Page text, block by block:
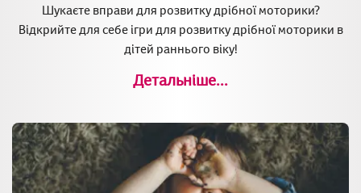
Шукаєте вправи для розвитку дрібної моторики?
Відкрийте для себе ігри для розвитку дрібної моторики в
дітей раннього віку!
Детальніше...